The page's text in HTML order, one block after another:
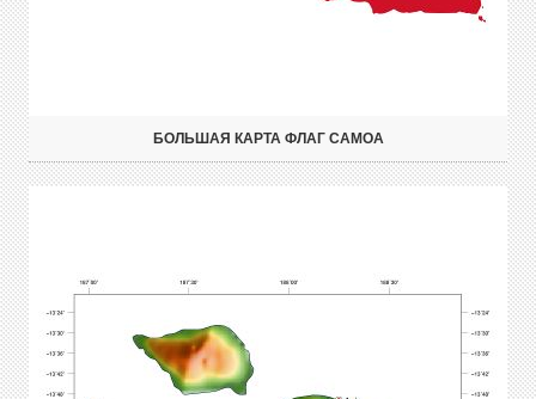
БОЛЬШАЯ КАРТА ФЛАГ САМОА